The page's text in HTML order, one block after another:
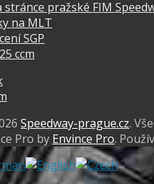
stránce pražské FIM
na MLT
SGP
ccm
Speedway-prague.cz.
Pro by Envince Pro.